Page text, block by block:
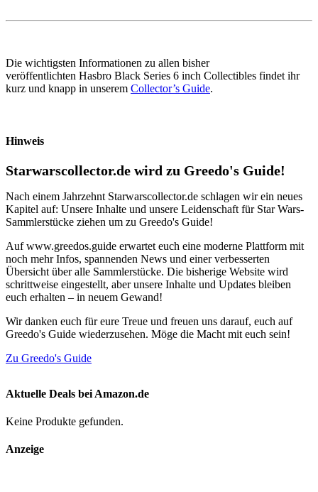
Die wichtigsten Informationen zu allen bisher
veröffentlichten Hasbro Black Series 6 inch Collectibles findet ihr
kurz und knapp in unserem Collector’s Guide.
Hinweis
Starwarscollector.de wird zu Greedo's Guide!
Nach einem Jahrzehnt Starwarscollector.de schlagen wir ein neues
Kapitel auf: Unsere Inhalte und unsere Leidenschaft für Star Wars-
Sammlerstücke ziehen um zu Greedo's Guide!
Auf www.greedos.guide erwartet euch eine moderne Plattform mit
noch mehr Infos, spannenden News und einer verbesserten
Übersicht über alle Sammlerstücke. Die bisherige Website wird
schrittweise eingestellt, aber unsere Inhalte und Updates bleiben
euch erhalten – in neuem Gewand!
Wir danken euch für eure Treue und freuen uns darauf, euch auf
Greedo's Guide wiederzusehen. Möge die Macht mit euch sein!
Zu Greedo's Guide
Aktuelle Deals bei Amazon.de
Keine Produkte gefunden.
Anzeige